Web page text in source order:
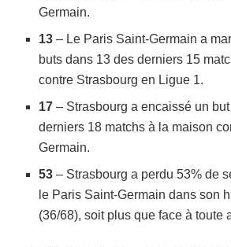
Germain.
13 – Le Paris Saint-Germain a
buts dans 13 des derniers 15
contre Strasbourg en Ligue 1.
17 – Strasbourg a encaissé un
derniers 18 matchs à la maison
Germain.
53 – Strasbourg a perdu 53% de
le Paris Saint-Germain dans son
(36/68), soit plus que face à toute